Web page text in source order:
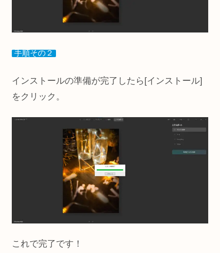
手順その２
インストールの準備が完了したら[インストール]
をクリック。
これで完了です！